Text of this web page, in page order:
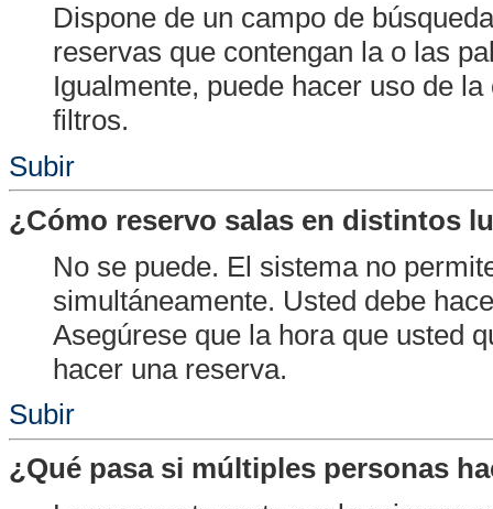
Dispone de un campo de
reservas que contengan la o las
Igualmente, puede hacer uso de
filtros.
Subir
¿Cómo reservo salas en distintos
No se puede. El sistema no
simultáneamente. Usted debe
Asegúrese que la hora que usted
hacer una reserva.
Subir
¿Qué pasa si múltiples personas